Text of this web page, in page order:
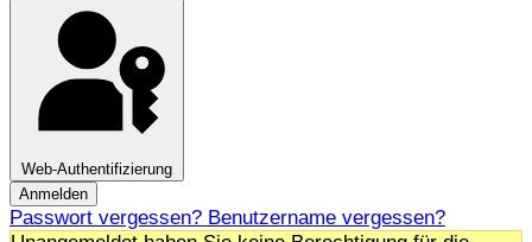
Web-Authentifizierung
Anmelden
Passwort vergessen? Benutzername vergessen?